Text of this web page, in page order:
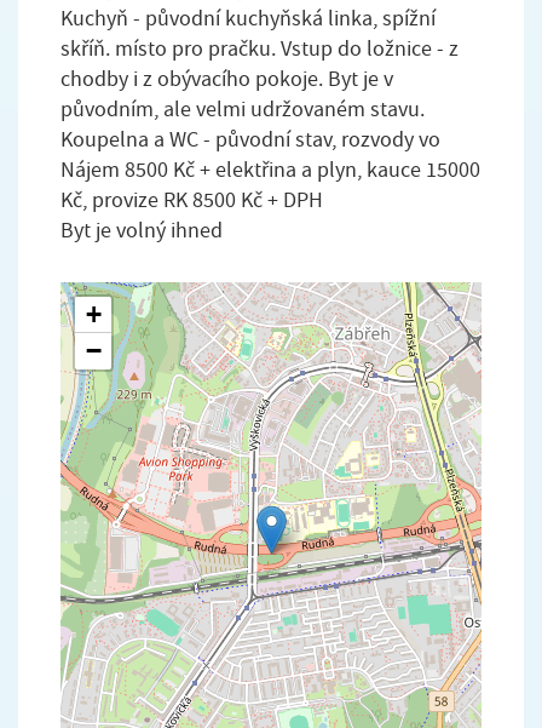
Kuchyň - původní kuchyňská linka, spížní
skříň. místo pro pračku. Vstup do ložnice - z
chodby i z obývacího pokoje. Byt je v
původním, ale velmi udržovaném stavu.
Koupelna a WC - původní stav, rozvody vo
Nájem 8500 Kč + elektřina a plyn, kauce 15000
Kč, provize RK 8500 Kč + DPH
Byt je volný ihned
+
−